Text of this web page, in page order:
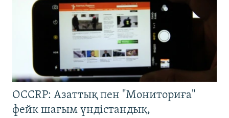
OCCRP: Азаттық пен "Мониториға"
фейк шағым үндістандық,